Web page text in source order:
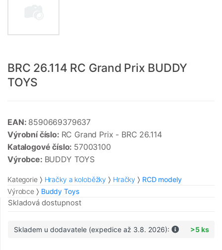
BRC 26.114 RC Grand Prix BUDDY
TOYS
EAN: 8590669379637
Výrobní číslo: RC Grand Prix - BRC 26.114
Katalogové číslo: 57003100
Výrobce: BUDDY TOYS
Kategorie Hračky a koloběžky Hračky
RCD modely
Výrobce
Buddy Toys
Skladová dostupnost
Skladem u dodavatele (expedice až 3.8. 2026): >5 ks